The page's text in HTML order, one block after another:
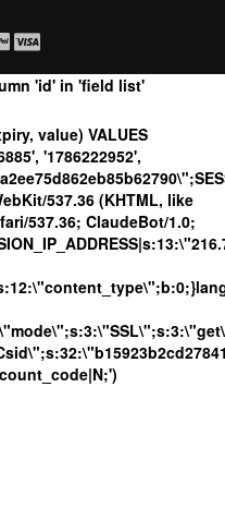
'id' in 'field list'
value) VALUES
'1786222952',
537.36 (KHTML, like
537.36; ClaudeBot/1.0;